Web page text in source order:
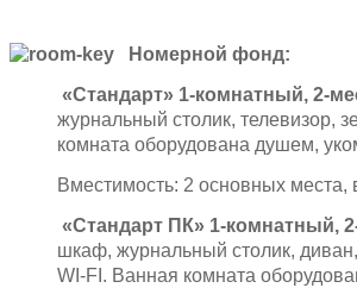
Номерной фонд:
«Стандарт» 1-комнатный, 2-
журнальный столик, телевизор,
комната оборудована душем,
Вместимость: 2 основных места,
«Стандарт ПК» 1-комнатный,
шкаф, журнальный столик,
WI-FI. Ванная комната